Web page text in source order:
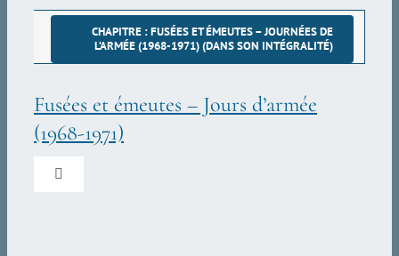
CHAPITRE : FUSÉES ET ÉMEUTES – JOURNÉES DE
L’ARMÉE (1968-1971) (DANS SON INTÉGRALITÉ)
Fusées et émeutes – Jours d’armée
(1968-1971)
Toggle